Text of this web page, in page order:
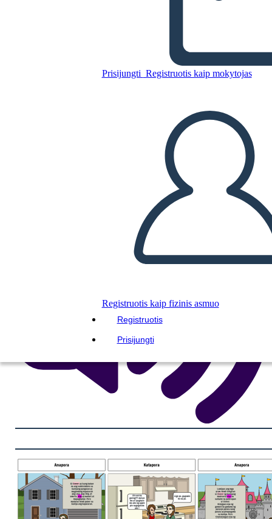
Prisijungti Registruotis kaip mokytojas
Registruotis kaip fizinis asmuo
Registruotis
Prisijungti
Untitled Storyboard
SUKURTI SIUŽETINĘ LENTĄ
PALEISTI SKAIDRIŲ DEMONSTRACIJĄ
SKAITYK MAN